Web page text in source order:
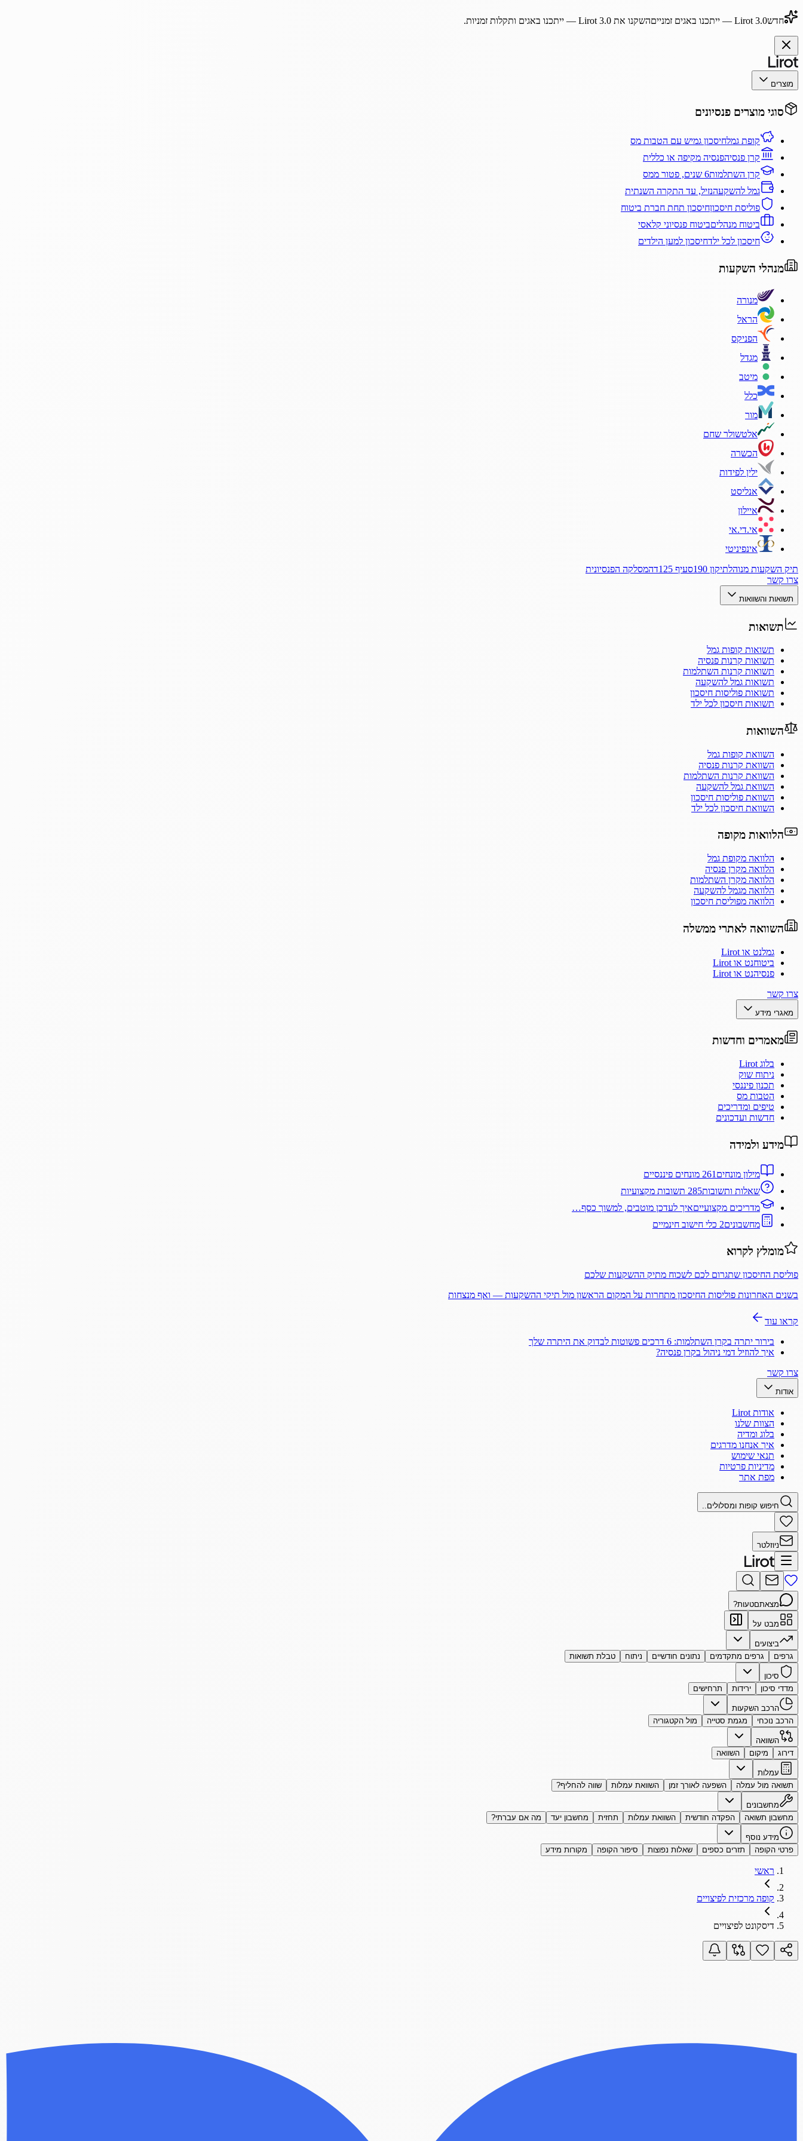
חדשLirot 3.0 — ייתכנו באגים זמנייםהשקנו את Lirot 3.0 — ייתכנו באגים ותקלות זמניות.
מוצרים
סוגי מוצרים פנסיונים
קופת גמלחיסכון גמיש עם הטבות מס
קרן פנסיהפנסיה מקיפה או כללית
קרן השתלמות6 שנים, פטור ממס
גמל להשקעהנזיל, עד התקרה השנתית
פוליסת חיסכוןחיסכון תחת חברת ביטוח
ביטוח מנהליםביטוח פנסיוני קלאסי
חיסכון לכל ילדחיסכון למען הילדים
מנהלי השקעות
מנורה
הראל
הפניקס
מגדל
מיטב
כלל
מור
אלטשולר שחם
הכשרה
ילין לפידות
אנליסט
איילון
אי.די.אי
אינפיניטי
תיק השקעות מנוהלתיקון 190 סעיף 125ד
המסלקה הפנסיונית
צרו קשר
תשואות והשוואות
תשואות
תשואות קופות גמל
תשואות קרנות פנסיה
תשואות קרנות השתלמות
תשואות גמל להשקעה
תשואות פוליסות חיסכון
תשואות חיסכון לכל ילד
השוואות
השוואת קופות גמל
השוואת קרנות פנסיה
השוואת קרנות השתלמות
השוואת גמל להשקעה
השוואת פוליסות חיסכון
השוואת חיסכון לכל ילד
הלוואות מקופה
הלוואה מקופת גמל
הלוואה מקרן פנסיה
הלוואה מקרן השתלמות
הלוואה מגמל להשקעה
הלוואה מפוליסת חיסכון
השוואה לאתרי ממשלה
גמלנט או Lirot
ביטוחנט או Lirot
פנסיהנט או Lirot
צרו קשר
מאגרי מידע
מאמרים וחדשות
בלוג Lirot
ניתוח שוק
תכנון פיננסי
הטבות מס
טיפים ומדריכים
חדשות ועדכונים
מידע ולמידה
מילון מונחים 261 מונחים פיננסיים
שאלות ותשובות285 תשובות מקצועיות
מדריכים מקצועייםאיך לעדכן מוטבים, למשוך כסף…
מחשבונים2 כלי חישוב חינמיים
מומלץ לקרוא
פוליסת החיסכון שתגרום לכם לשכוח מתיק ההשקעות שלכם
בשנים האחרונות פוליסות החיסכון מתחרות על המקום הראשון מול תיקי ההשקעות — ואף מנצחות
קראו עוד
בירור יתרה בקרן השתלמות: 6 דרכים פשוטות לבדוק את היתרה שלך
איך להוזיל דמי ניהול בקרן פנסיה?
צרו קשר
אודות
אודות Lirot
הצוות שלנו
בלוג ומדיה
איך אנחנו מדרגים
תנאי שימוש
מדיניות פרטיות
מפת אתר
חיפוש קופות ומסלולים..
ניוזלטר
מצאתםטעות?
מבט על
ביצועים
גרפים
גרפים מתקדמים נתונים חודשיים ניתוח טבלת תשואות
סיכון
מדדי סיכון
ירידות תרחישים
הרכב השקעות
הרכב נוכחי
מגמת סטייה מול הקטגוריה
השוואה
דירוג
מיקום השוואה
עמלות
תשואה מול עמלה
השפעה לאורך זמן השוואת עמלות שווה להחליף?
מחשבונים
מחשבון תשואה
הפקדה חודשית השוואת עמלות תחזית מחשבון יעד מה אם עברתי?
מידע נוסף
פרטי הקופה
תזרים כספים שאלות נפוצות סיפור הקופה מקורות מידע
ראשי
קופה מרכזית לפיצויים
דיסקונט לפיצויים